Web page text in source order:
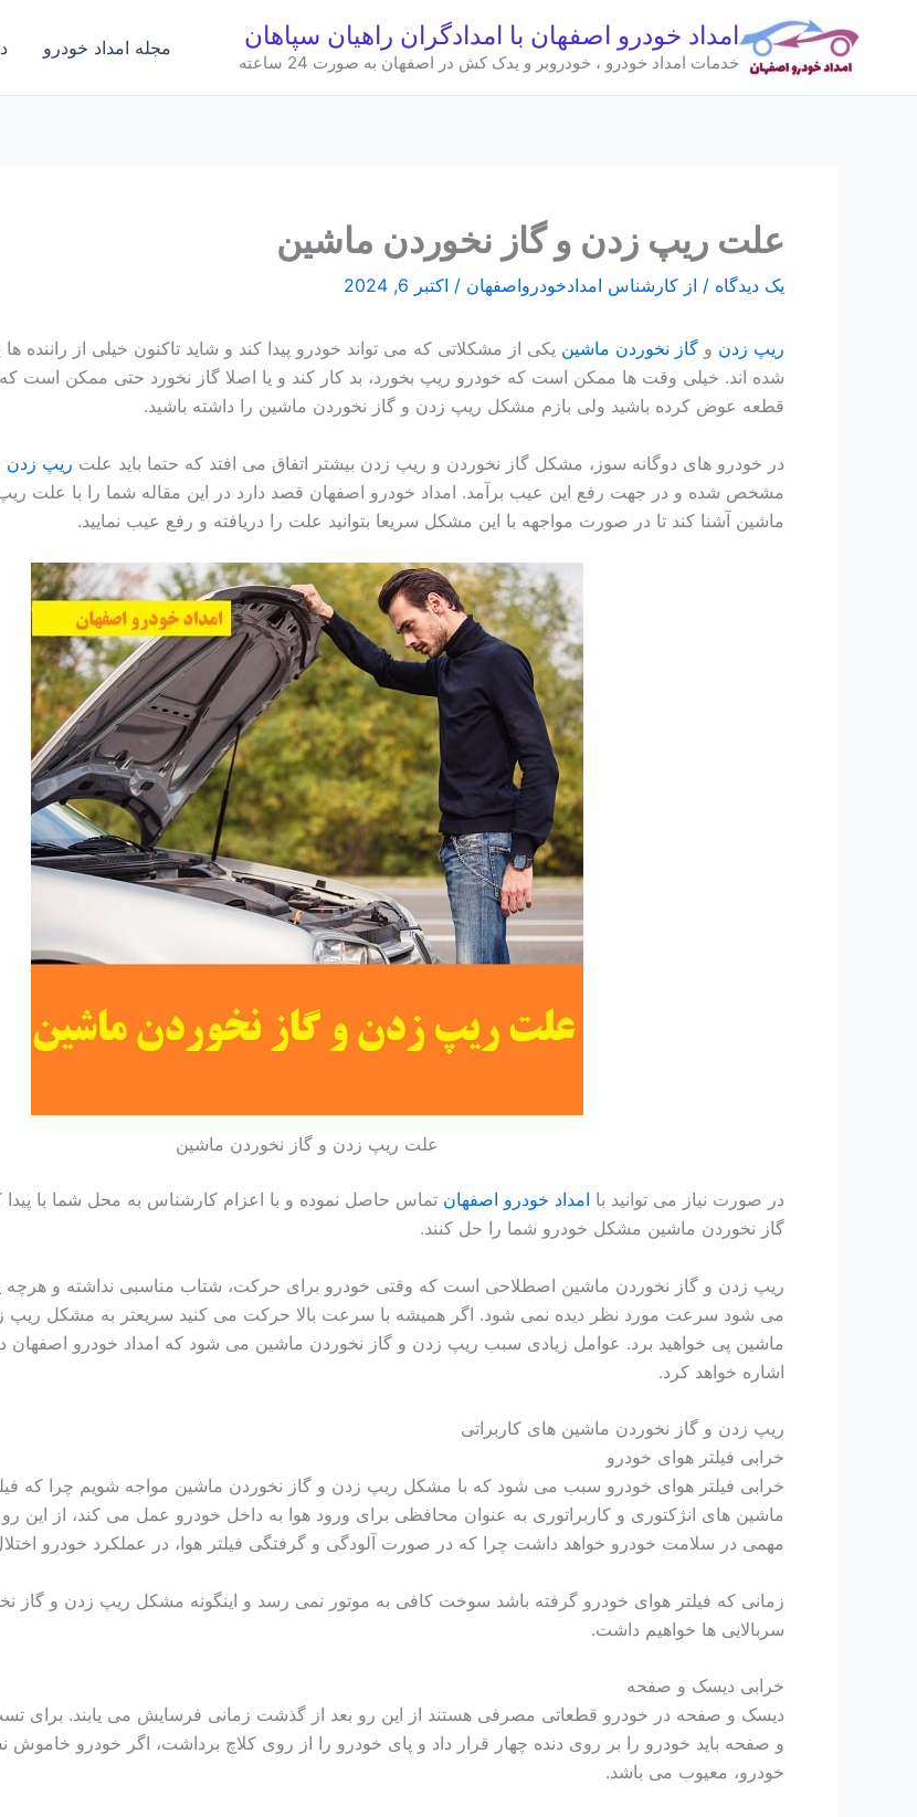
امداد خودرو اصفهان با امدادگران راهیان سپاهان
خدمات امداد خودرو ، خودروبر و یدک کش در اصفهان به صورت 24 ساعته
مجله امداد خودرو
علت ریپ زدن و گاز نخوردن ماشین
یک دیدگاه / از کارشناس امدادخودرواصفهان / اکتبر 6, 2024
ریپ زدن و گاز نخوردن ماشین یکی از مشکلاتی که می تواند خودرو پیدا کند و شاید تاکنون خیلی از راننده
شده اند. خیلی وقت ها ممکن است که خودرو ریپ بخورد، بد کار کند و یا اصلا گاز نخورد حتی ممکن است
قطعه عوض کرده باشید ولی بازم مشکل ریپ زدن و گاز نخوردن ماشین را داشته باشید.
در خودرو های دوگانه سوز، مشکل گاز نخوردن و ریپ زدن بیشتر اتفاق می افتد که حتما باید علت ریپ زدن
مشخص شده و در جهت رفع این عیب برآمد. امداد خودرو اصفهان قصد دارد در این مقاله شما را با علت
ماشین آشنا کند تا در صورت مواجهه با این مشکل سریعا بتوانید علت را دریافته و رفع عیب نمایید.
علت ریپ زدن و گاز نخوردن ماشین
در صورت نیاز می توانید با امداد خودرو اصفهان تماس حاصل نموده و با اعزام کارشناس به محل شما با
گاز نخوردن ماشین مشکل خودرو شما را حل کنند.
ریپ زدن و گاز نخوردن ماشین اصطلاحی است که وقتی خودرو برای حرکت، شتاب مناسبی نداشته و هرچه
می شود سرعت مورد نظر دیده نمی شود. اگر همیشه با سرعت بالا حرکت می کنید سریعتر به مشکل ریپ
ماشین پی خواهید برد. عوامل زیادی سبب ریپ زدن و گاز نخوردن ماشین می شود که امداد خودرو اصفهان
اشاره خواهد کرد.
ریپ زدن و گاز نخوردن ماشین های کاربراتی
خرابی فیلتر هوای خودرو
خرابی فیلتر هوای خودرو سبب می شود که با مشکل ریپ زدن و گاز نخوردن ماشین مواجه شویم چرا که
ماشین های انژکتوری و کاربراتوری به عنوان محافظی برای ورود هوا به داخل خودرو عمل می کند، از این
مهمی در سلامت خودرو خواهد داشت چرا که در صورت آلودگی و گرفتگی فیلتر هوا، در عملکرد خودرو
زمانی که فیلتر هوای خودرو گرفته باشد سوخت کافی به موتور نمی رسد و اینگونه مشکل ریپ زدن و گاز
سربالایی ها خواهیم داشت.
خرابی دیسک و صفحه
دیسک و صفحه در خودرو قطعاتی مصرفی هستند از این رو بعد از گذشت زمانی فرسایش می یابند. برای
و صفحه باید خودرو را بر روی دنده چهار قرار داد و پای خودرو را از روی کلاچ برداشت، اگر خودرو
خودرو، معیوب می باشد.